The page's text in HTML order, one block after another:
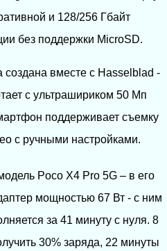
и 128/256 Гбайт
без поддержки MicroSD.
вместе с Hasselblad -
с ультрашириком 50 Мп
поддерживает съемку
с ручными настройками.
Poco X4 Pro 5G – в его
мощностью 67 Вт - с ним
за 41 минуту с нуля. 8
30% заряда, 22 минуты